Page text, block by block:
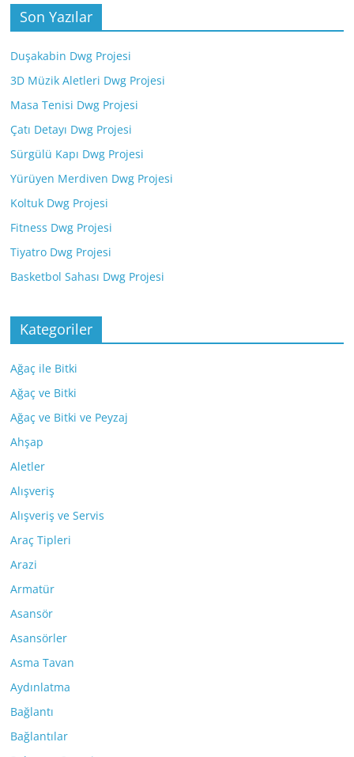
Son Yazılar
Duşakabin Dwg Projesi
3D Müzik Aletleri Dwg Projesi
Masa Tenisi Dwg Projesi
Çatı Detayı Dwg Projesi
Sürgülü Kapı Dwg Projesi
Yürüyen Merdiven Dwg Projesi
Koltuk Dwg Projesi
Fitness Dwg Projesi
Tiyatro Dwg Projesi
Basketbol Sahası Dwg Projesi
Kategoriler
Ağaç ile Bitki
Ağaç ve Bitki
Ağaç ve Bitki ve Peyzaj
Ahşap
Aletler
Alışveriş
Alışveriş ve Servis
Araç Tipleri
Arazi
Armatür
Asansör
Asansörler
Asma Tavan
Aydınlatma
Bağlantı
Bağlantılar